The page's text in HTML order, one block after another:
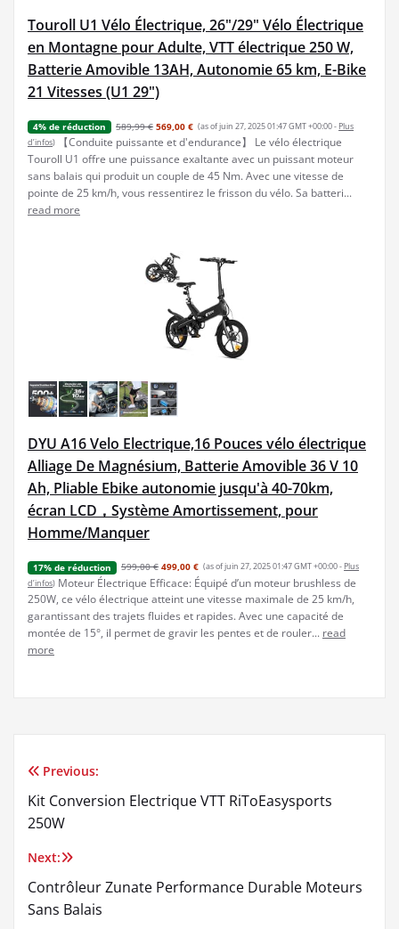
Touroll U1 Vélo Électrique, 26"/29" Vélo Électrique
en Montagne pour Adulte, VTT électrique 250 W,
Batterie Amovible 13AH, Autonomie 65 km, E-Bike
21 Vitesses (U1 29")
4% de réduction 589,99 € 569,00 € (as of juin 27, 2025 01:47 GMT +00:00 - Plus
d’infos)
【Conduite puissante et d'endurance】 Le vélo électrique
Touroll U1 offre une puissance exaltante avec un puissant moteur
sans balais qui produit un couple de 45 Nm. Avec une vitesse de
pointe de 25 km/h, vous ressentirez le frisson du vélo. Sa batteri...
read more
DYU A16 Velo Electrique,16 Pouces vélo électrique
Alliage De Magnésium, Batterie Amovible 36 V 10
Ah, Pliable Ebike autonomie jusqu'à 40-70km,
écran LCD，Système Amortissement, pour
Homme/Manquer
17% de réduction 599,00 € 499,00 € (as of juin 27, 2025 01:47 GMT +00:00 - Plus
d’infos) Moteur Électrique Efficace: Équipé d’un moteur brushless de
250W, ce vélo électrique atteint une vitesse maximale de 25 km/h,
garantissant des trajets fluides et rapides. Avec une capacité de
montée de 15°, il permet de gravir les pentes et de rouler... read
more
Navigation
de
l’article
Previous:
Kit Conversion Electrique VTT RiToEasysports
250W
Next:
Contrôleur Zunate Performance Durable Moteurs
Sans Balais